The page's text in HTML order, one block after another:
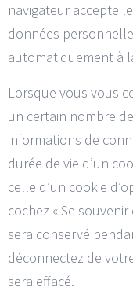
navigateur accepte
données
automatiquement à
Lorsque vous vous
un certain nombre
informations de
durée de vie d’un
celle d’un cookie
cochez « Se
sera conservé
déconnectez de
sera effacé.